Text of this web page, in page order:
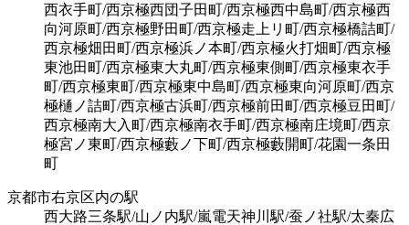
西衣手町/西京極西団子田町/西京極西中島町/西京極西
向河原町/西京極野田町/西京極走上リ町/西京極橋詰町/
西京極畑田町/西京極浜ノ本町/西京極火打畑町/西京極
東池田町/西京極東大丸町/西京極東側町/西京極東衣手
町/西京極東町/西京極東中島町/西京極東向河原町/西京
極樋ノ詰町/西京極古浜町/西京極前田町/西京極豆田町/
西京極南大入町/西京極南衣手町/西京極南庄境町/西京
極宮ノ東町/西京極藪ノ下町/西京極藪開町/花園一条田
町
京都市右京区内の駅
西大路三条駅/山ノ内駅/嵐電天神川駅/蚕ノ社駅/太秦広